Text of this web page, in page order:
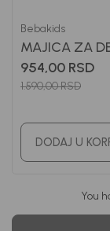
Bebakids
MAJICA ZA
ARON
954,00 RSD
1.590,00RSD
DODAJ U
You